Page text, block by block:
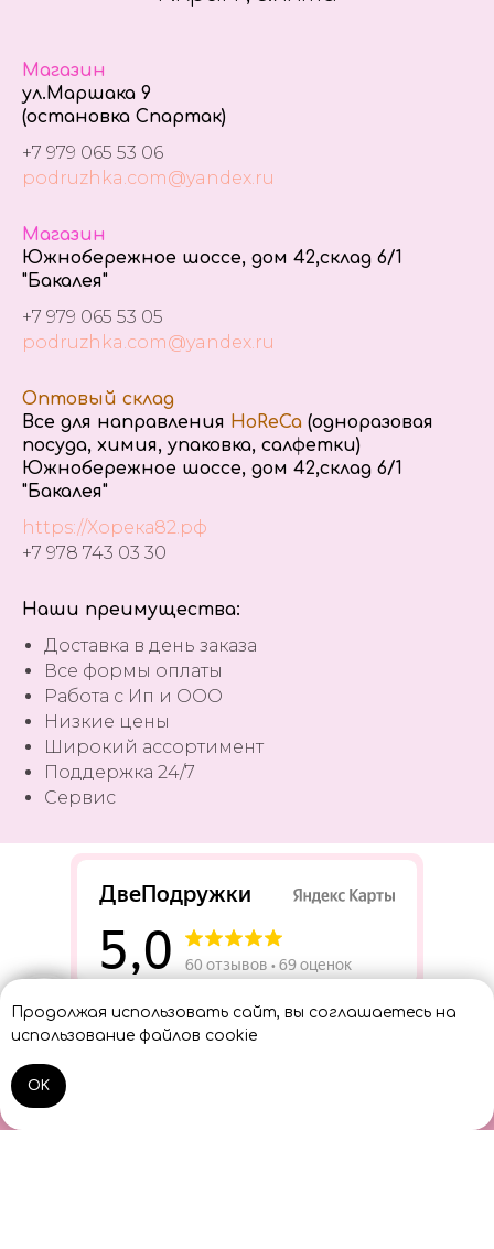
Home
Магазин
ул.Маршака 9
(остановка Спартак)
+7 979 065 53 06
podruzhka.com@yandex.ru
Магазин
Южнобережное шоссе, дом 42,склад 6/1
"Бакалея"
+7 979 065 53 05
podruzhka.com@yandex.ru
Оптовый склад
Все для направления HoReCa (одноразовая
посуда, химия, упаковка, салфетки)
Южнобережное шоссе, дом 42,склад 6/1
"Бакалея"
https://Хорека82.рф
+7 978 743 03 30
Наши преимущества:
Доставка в день заказа
Все формы оплаты
Работа с Ип и ООО
Низкие цены
Широкий ассортимент
Поддержка 24/7
Сервис
Продолжая использовать сайт, вы соглашаетесь на
использование файлов cookie
OK
Разработать сайт
Консультант